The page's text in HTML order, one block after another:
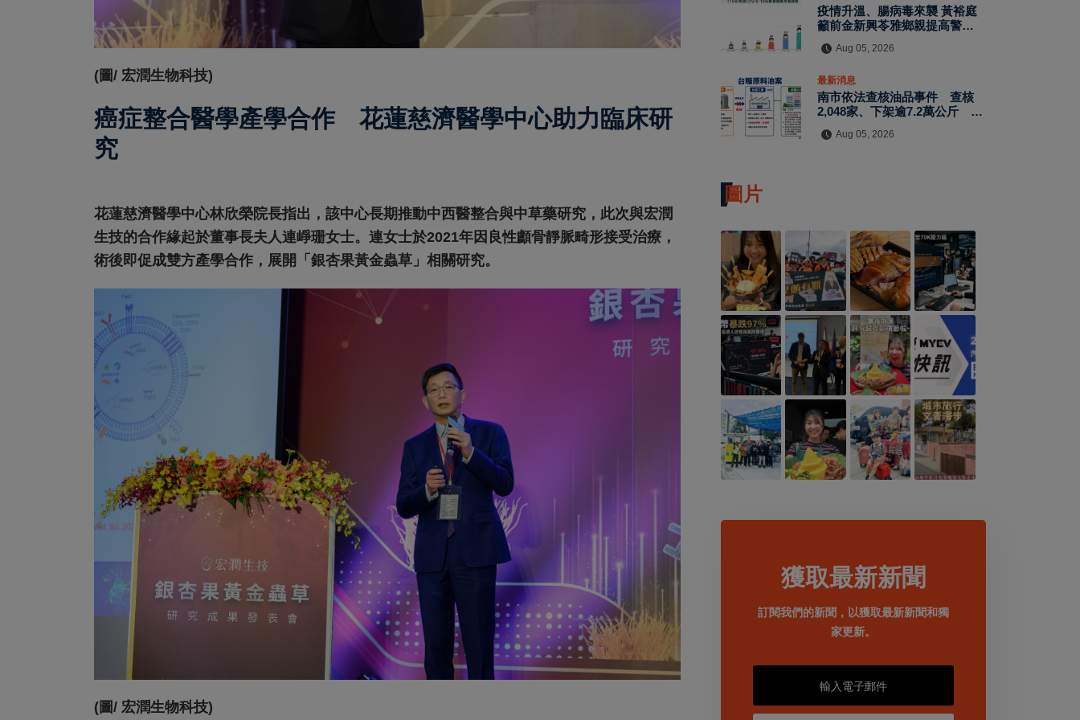
(圖/ 宏潤生物科技)
癌症整合醫學產學合作 花蓮慈濟醫學中心助力臨床研
究
花蓮慈濟醫學中心林欣榮院長指出，該中心長期推動中西醫整合與中草藥研究，此次與宏潤
生技的合作緣起於董事長夫人連崢珊女士。連女士於2021年因良性顱骨靜脈畸形接受治療，
術後即促成雙方產學合作，展開「銀杏果黃金蟲草」相關研究。
(圖/ 宏潤生物科技)
疫情升溫、腸病毒來襲 黃裕庭
籲前金新興苓雅鄉親提高警覺守
Aug 05, 2026
最新消息
南市依法查核油品事件 查核
2,048家、下架逾7.2萬公斤 持
Aug 05, 2026
圖片
獲取最新新聞
訂閱我們的新聞，以獲取最新新聞和獨
家更新。